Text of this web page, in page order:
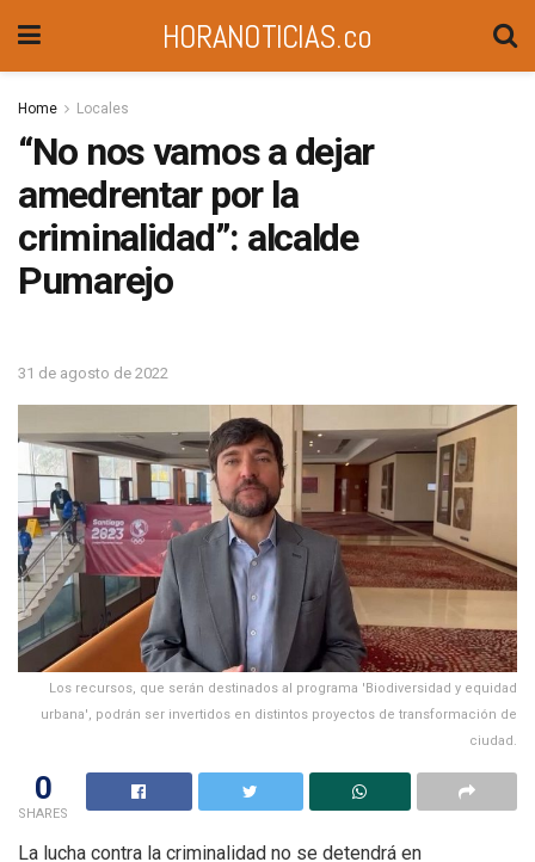
HORANOTICIAS.co
Home Locales
“No nos vamos a dejar
amedrentar por la
criminalidad”: alcalde
Pumarejo
31 de agosto de 2022
Los recursos, que serán destinados al programa 'Biodiversidad y equidad
urbana', podrán ser invertidos en distintos proyectos de transformación de
ciudad.
0
SHARES
La lucha contra la criminalidad no se detendrá en